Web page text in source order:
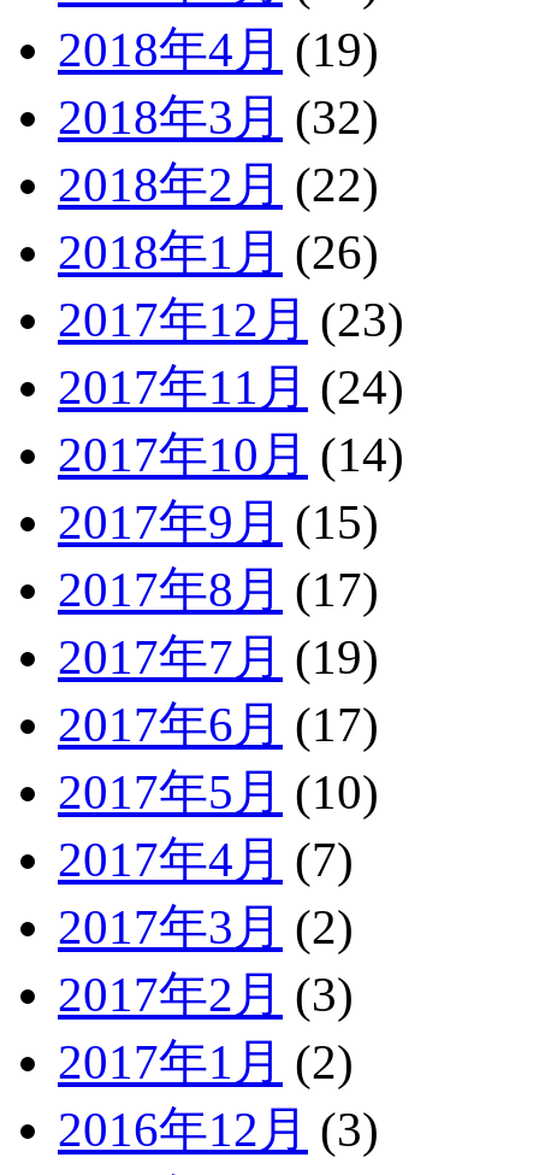
2018年4月 (19)
2018年3月 (32)
2018年2月 (22)
2018年1月 (26)
2017年12月 (23)
2017年11月 (24)
2017年10月 (14)
2017年9月 (15)
2017年8月 (17)
2017年7月 (19)
2017年6月 (17)
2017年5月 (10)
2017年4月 (7)
2017年3月 (2)
2017年2月 (3)
2017年1月 (2)
2016年12月 (3)